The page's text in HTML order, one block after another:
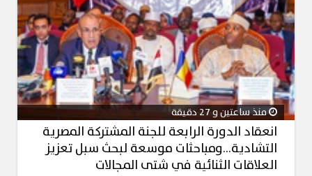
منذ ساعتين و 27 دقيقة
انعقاد الدورة الرابعة للجنة المشتركة المصرية
التشادية…ومباحثات موسعة لبحث سبل تعزيز
العلاقات الثنائية في شتى المجالات